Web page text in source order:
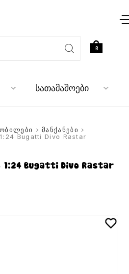
სათამაშოები
0
>მანქანები >
Bugatti Divo Rastar
1:24 Bugatti Divo Rastar